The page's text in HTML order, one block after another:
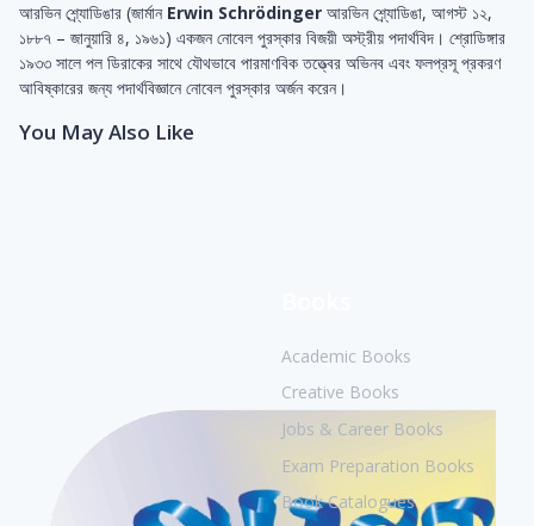
আরভিন শ্র্যোডিঙার (জার্মান Erwin Schrödinger আরভিন শ্র্যোডিঙা, আগস্ট ১২,
১৮৮৭ – জানুয়ারি ৪, ১৯৬১) একজন নোবেল পুরস্কার বিজয়ী অস্ট্রীয় পদার্থবিদ। শ্রোডিঙ্গার
১৯৩৩ সালে পল ডির‍াকের সাথে যৌথভাবে পারমাণবিক তত্ত্বের অভিনব এবং ফলপ্রসূ প্রকরণ
আবিষ্কারের জন্য পদার্থবিজ্ঞানে নোবেল পুরস্কার অর্জন করেন।
You May Also Like
Academic Books
Creative Books
Jobs & Career Books
Exam Preparation Books
Book Catalogues